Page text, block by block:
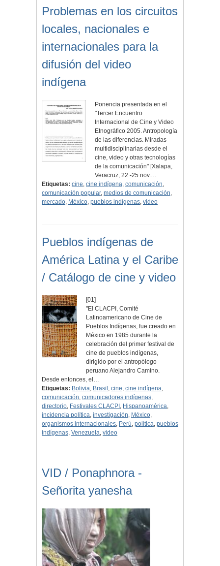
Problemas en los circuitos
locales, nacionales e
internacionales para la
difusión del video
indígena
Ponencia presentada en el
"Tercer Encuentro
Internacional de Cine y Video
Etnográfico 2005. Antropología
de las diferencias. Miradas
multidisciplinarias desde el
cine, video y otras tecnologías
de la comunicación" [Xalapa,
Veracruz, 22 -25 nov.…
Etiquetas: cine, cine indígena, comunicación,
comunicación popular, medios de comunicación,
mercado, México, pueblos indígenas, video
Pueblos indígenas de
América Latina y el Caribe
/ Catálogo de cine y video
[01]
"El CLACPI, Comité
Latinoamericano de Cine de
Pueblos Indígenas, fue creado en
México en 1985 durante la
celebración del primer festival de
cine de pueblos indígenas,
dirigido por el antropólogo
peruano Alejandro Camino.
Desde entonces, el…
Etiquetas: Bolivia, Brasil , cine, cine indígena,
comunicación, comunicadores indígenas,
directorio, Festivales CLACPI , Hispanoamérica,
incidencia política, investigación, México,
organismos internacionales, Perú, política, pueblos
indígenas, Venezuela, video
VID / Ponaphnora -
Señorita yanesha